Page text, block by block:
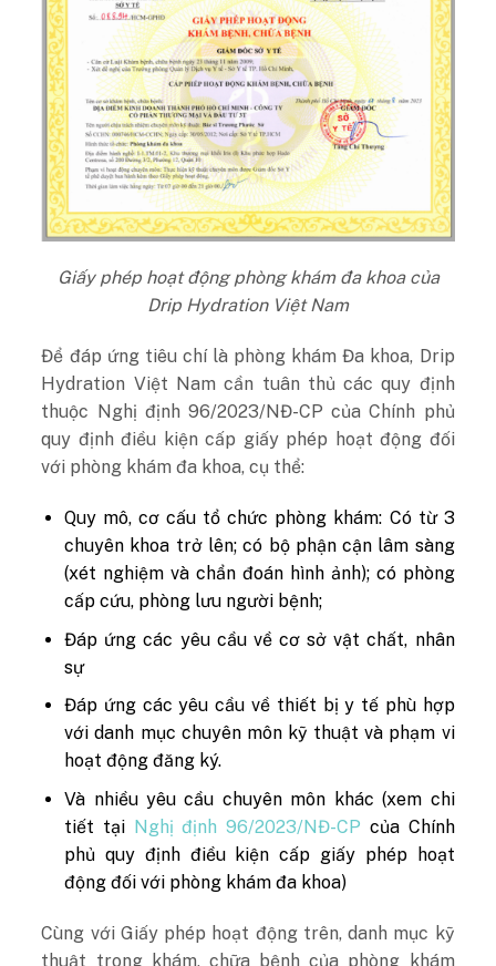
Giấy phép hoạt động phòng khám đa khoa của
Drip Hydration Việt Nam
Để đáp ứng tiêu chí là phòng khám Đa khoa, Drip
Hydration Việt Nam cần tuân thủ các quy định
thuộc Nghị định 96/2023/NĐ-CP của Chính phủ
quy định điều kiện cấp giấy phép hoạt động đối
với phòng khám đa khoa, cụ thể:
Quy mô, cơ cấu tổ chức phòng khám: Có từ 3
chuyên khoa trở lên; có bộ phận cận lâm sàng
(xét nghiệm và chẩn đoán hình ảnh); có phòng
cấp cứu, phòng lưu người bệnh;
Đáp ứng các yêu cầu về cơ sở vật chất, nhân
sự
Đáp ứng các yêu cầu về thiết bị y tế phù hợp
với danh mục chuyên môn kỹ thuật và phạm vi
hoạt động đăng ký.
Và nhiều yêu cầu chuyên môn khác (xem chi
tiết tại Nghị định 96/2023/NĐ-CP của Chính
phủ quy định điều kiện cấp giấy phép hoạt
động đối với phòng khám đa khoa)
Cùng với Giấy phép hoạt động trên, danh mục kỹ
thuật trong khám, chữa bệnh của phòng khám